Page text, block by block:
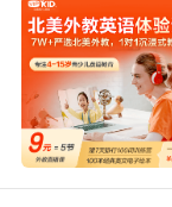
力。选配合适
期。 对于重
佳时，人工耳
刺激直接作用
孩子的言语康
医生和康复团